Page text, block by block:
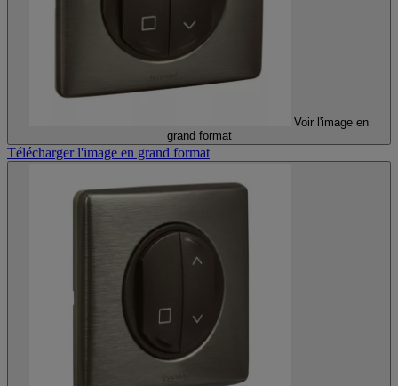
Voir l'image en
grand format
Télécharger l'image en grand format